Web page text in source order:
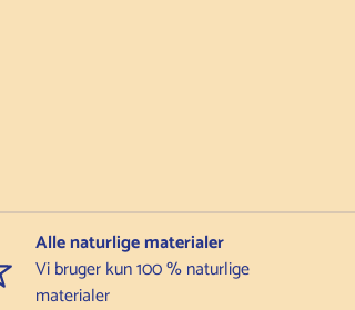
Alle naturlige materialer
Vi bruger kun 100 % naturlige
materialer